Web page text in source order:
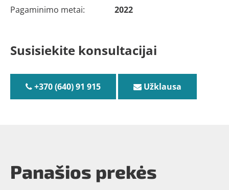
Pagaminimo metai:
2022
Susisiekite konsultacijai
+370 (640) 91 915 Užklausa
Panašios prekės